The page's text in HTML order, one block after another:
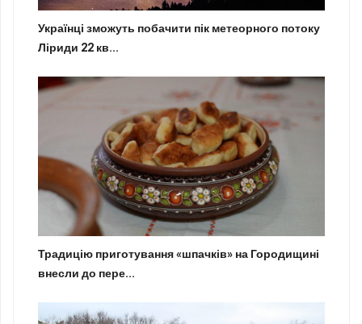
Українці зможуть побачити пік метеорного потоку
Ліриди 22 кв...
Традицію приготування «шпачків» на Городищині
внесли до пере...